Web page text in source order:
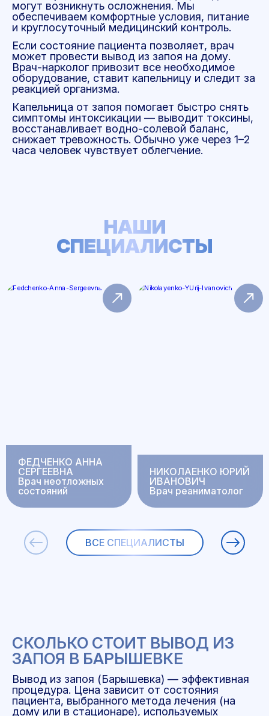
могут возникнуть осложнения. Мы
обеспечиваем комфортные условия, питание
и круглосуточный медицинский контроль.
Если состояние пациента позволяет, врач
может провести вывод из запоя на дому.
Врач-нарколог привозит все необходимое
оборудование, ставит капельницу и следит за
реакцией организма.
Капельница от запоя помогает быстро снять
симптомы интоксикации — выводит токсины,
восстанавливает водно-солевой баланс,
снижает тревожность. Обычно уже через 1–2
часа человек чувствует облегчение.
НАШИ
СПЕЦИАЛИСТЫ
ФЕДЧЕНКО АННА
СЕРГЕЕВНА
Врач неотложных
состояний
НИКОЛАЕНКО ЮРИЙ
ИВАНОВИЧ
Врач реаниматолог
ВСЕ СПЕЦИАЛИСТЫ
СКОЛЬКО СТОИТ ВЫВОД ИЗ
ЗАПОЯ В БАРЫШЕВКЕ
Вывод из запоя (Барышевка) — эффективная
процедура. Цена зависит от состояния
пациента, выбранного метода лечения (на
дому или в стационаре), используемых